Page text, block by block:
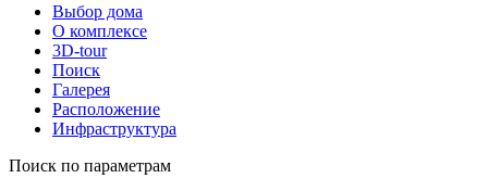
Выбор дома
О комплексе
3D-tour
Поиск
Галерея
Расположение
Инфраструктура
Поиск по параметрам